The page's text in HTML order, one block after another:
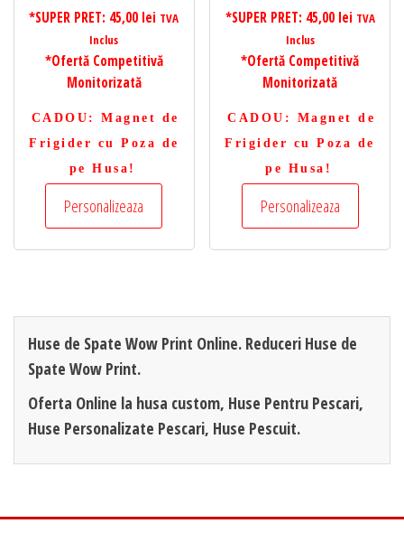
*SUPER PRET: 45,00 lei TVA
Inclus
*Ofertă Competitivă
Monitorizată
CADOU : Magnet de
Frigider cu Poza de
pe Husa!
Personalizeaza
*SUPER PRET: 45,00 lei TVA
Inclus
*Ofertă Competitivă
Monitorizată
CADOU : Magnet de
Frigider cu Poza de
pe Husa!
Personalizeaza
Huse de Spate Wow Print Online. Reduceri Huse de
Spate Wow Print.
Oferta Online la husa custom, Huse Pentru Pescari,
Huse Personalizate Pescari, Huse Pescuit.